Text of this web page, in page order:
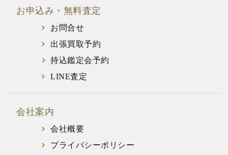
お申込み・無料査定
お問合せ
出張買取予約
持込鑑定会予約
LINE査定
会社案内
会社概要
プライバシーポリシー